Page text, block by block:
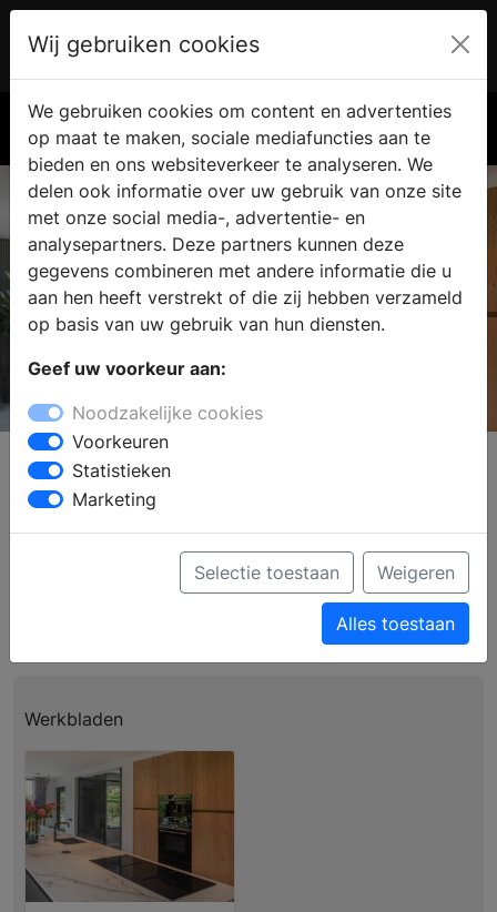
€ 0.00
De Keukenvernieuwers
Profiel
Verkooppunten Brochure aanvragen
Ga naar de website
Werkbladen
Wij gebruiken cookies
We gebruiken cookies om content en advertenties
op maat te maken, sociale mediafuncties aan te
bieden en ons websiteverkeer te analyseren. We
delen ook informatie over uw gebruik van onze site
met onze social media-, advertentie- en
analysepartners. Deze partners kunnen deze
gegevens combineren met andere informatie die u
aan hen heeft verstrekt of die zij hebben verzameld
op basis van uw gebruik van hun diensten.
Geef uw voorkeur aan:
Noodzakelijke cookies
Voorkeuren
Statistieken
Marketing
Selectie toestaan Weigeren
Alles toestaan